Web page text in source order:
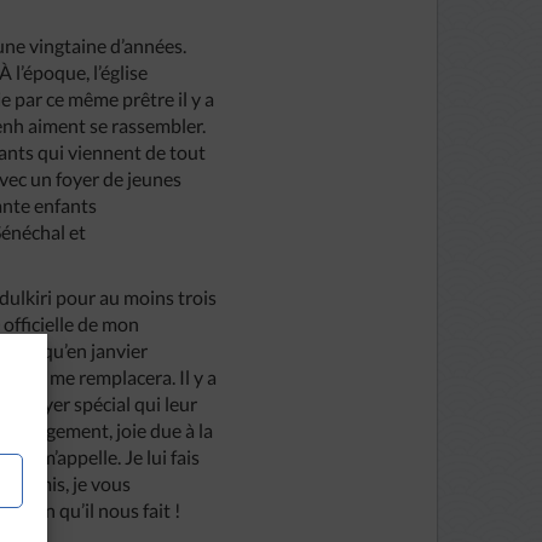
vingtaine d’années.
l’église
par ce même prêtre il y a
aiment se rassembler.
qui viennent de tout
un foyer de jeunes
enfants
et
pour au moins trois
officielle de mon
qu’en janvier
qui me remplacera. Il y a
foyer spécial qui leur
changement, joie due à la
m’appelle. Je lui fais
amis, je vous
bien qu’il nous fait !